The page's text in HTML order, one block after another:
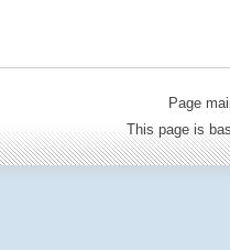
Page
This page is